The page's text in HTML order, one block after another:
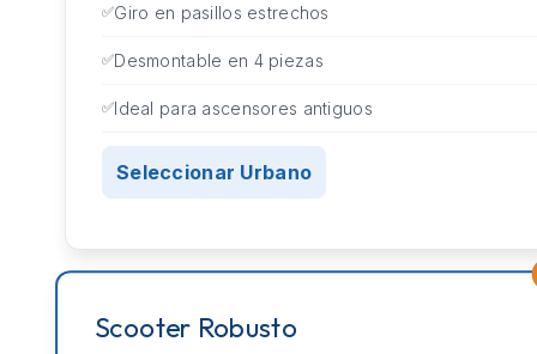
Giro en pasillos estrechos
Desmontable en 4 piezas
Ideal para ascensores antiguos
Seleccionar Urbano
Scooter Robusto